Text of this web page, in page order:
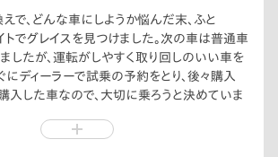
で、どんな車にしようか悩んだ末、ふと
でグレイスを見つけました。次の車は普通車
したが、運転がしやすく取り回しのいい車を
にディーラーで試乗の予約をとり、後々購入
入した車なので、大切に乗ろうと決めていま